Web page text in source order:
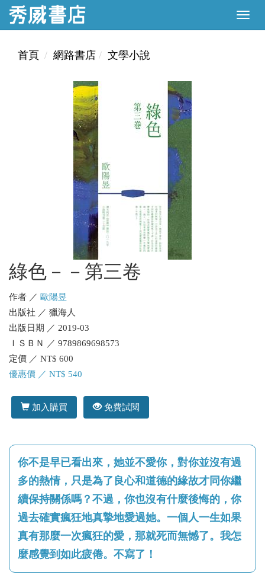
首頁 網路書店 文學小說
綠色－－第三卷
作者 ／ 歐陽昱
出版社 ／ 獵海人
出版日期 ／ 2019-03
ＩＳＢＮ ／ 9789869698573
定價 ／ NT$ 600
優惠價 ／ NT$ 540
加入購買 免費試閱
你不是早已看出來，她並不愛你，對你並沒有過
多的熱情，只是為了良心和道德的緣故才同你繼
續保持關係嗎？不過，你也沒有什麼後悔的，你
過去確實瘋狂地真摯地愛過她。一個人一生如果
真有那麼一次瘋狂的愛，那就死而無憾了。我怎
麼感覺到如此疲倦。不寫了！